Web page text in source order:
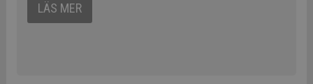
LÄS MER